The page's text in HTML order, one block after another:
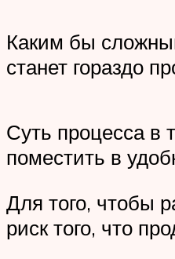
Каким бы
станет гораздо
Суть процесса в
поместить в
Для того, чтобы
риск того, что